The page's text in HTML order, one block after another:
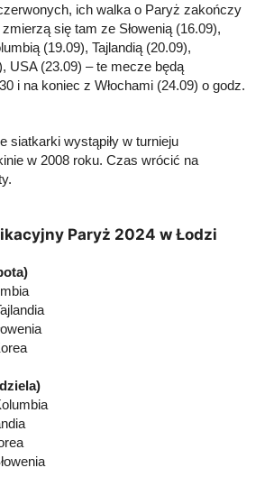
ich walka o Paryż zakończy
się tam ze Słowenią (16.09),
(19.09), Tajlandią (20.09),
USA (23.09) – te mecze będą
i na koniec z Włochami (24.09) o godz.
siatkarki wystąpiły w turnieju
w 2008 roku. Czas wrócić na
Paryż 2024 w Łodzi